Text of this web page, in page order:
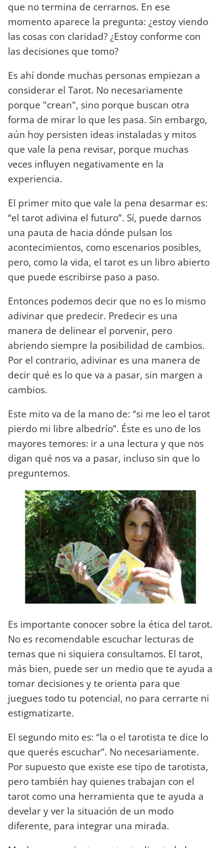
que no termina de cerrarnos. En ese
momento aparece la pregunta: ¿estoy viendo
las cosas con claridad? ¿Estoy conforme con
las decisiones que tomo?
Es ahí donde muchas personas empiezan a
considerar el Tarot. No necesariamente
porque "crean", sino porque buscan otra
forma de mirar lo que les pasa. Sin embargo,
aún hoy persisten ideas instaladas y mitos
que vale la pena revisar, porque muchas
veces influyen negativamente en la
experiencia.
El primer mito que vale la pena desarmar es:
“el tarot adivina el futuro”. Sí, puede darnos
una pauta de hacia dónde pulsan los
acontecimientos, como escenarios posibles,
pero, como la vida, el tarot es un libro abierto
que puede escribirse paso a paso.
Entonces podemos decir que no es lo mismo
adivinar que predecir. Predecir es una
manera de delinear el porvenir, pero
abriendo siempre la posibilidad de cambios.
Por el contrario, adivinar es una manera de
decir qué es lo que va a pasar, sin margen a
cambios.
Este mito va de la mano de: “si me leo el tarot
pierdo mi libre albedrío”. Éste es uno de los
mayores temores: ir a una lectura y que nos
digan qué nos va a pasar, incluso sin que lo
preguntemos.
Es importante conocer sobre la ética del tarot.
No es recomendable escuchar lecturas de
temas que ni siquiera consultamos. El tarot,
más bien, puede ser un medio que te ayuda a
tomar decisiones y te orienta para que
juegues todo tu potencial, no para cerrarte ni
estigmatizarte.
El segundo mito es: “la o el tarotista te dice lo
que querés escuchar”. No necesariamente.
Por supuesto que existe ese tipo de tarotista,
pero también hay quienes trabajan con el
tarot como una herramienta que te ayuda a
develar y ver la situación de un modo
diferente, para integrar una mirada.